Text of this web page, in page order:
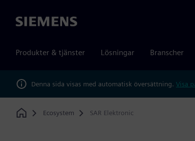
Siemens
Produkter & tjänster Lösningar Branscher
Denna sida visas med automatisk översättning. Visa
Home
Ecosystem SAR Elektronic